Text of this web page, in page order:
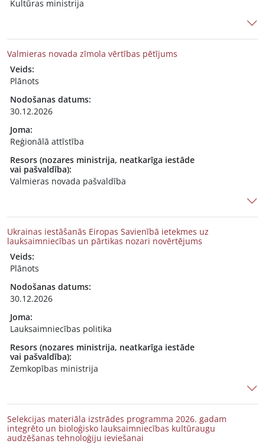
Kultūras ministrija
Valmieras novada zīmola vērtības pētījums
Veids:
Plānots
Nodošanas datums:
30.12.2026
Joma:
Reģionālā attīstība
Resors (nozares ministrija, neatkarīga iestāde
vai pašvaldība):
Valmieras novada pašvaldība
Ukrainas iestāšanās Eiropas Savienībā ietekmes uz
lauksaimniecības un pārtikas nozari novērtējums
Veids:
Plānots
Nodošanas datums:
30.12.2026
Joma:
Lauksaimniecības politika
Resors (nozares ministrija, neatkarīga iestāde
vai pašvaldība):
Zemkopības ministrija
Selekcijas materiāla izstrādes programma 2026. gadam
integrēto un bioloģisko lauksaimniecības kultūraugu
audzēšanas tehnoloģiju ieviešanai